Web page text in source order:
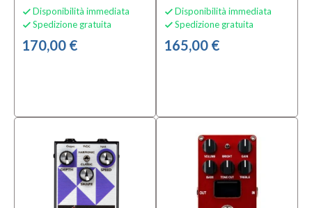
 Disponibilità immediata
 Spedizione gratuita
170,00 €
 Disponibilità immediata
 Spedizione gratuita
165,00 €